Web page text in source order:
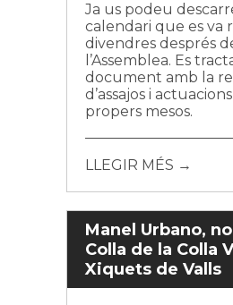
Ja us podeu
calendari que es va
divendres després
l’Assemblea. Es
document amb la
d’assajos i
propers mesos.
LLEGIR MÉS →
Manel Urbano,
Colla de la Colla
Xiquets de Valls